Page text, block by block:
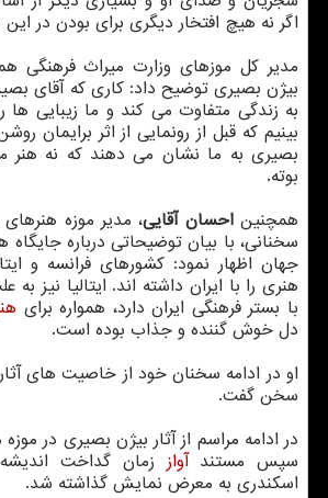
اگر نه هیچ افتخار دیگری برای بودن در این
مدیر كل موزهای وزارت میراث فرهنگی
بیژن بصیری توضیح داد: كاری كه آقای
به زندگی متفاوت می كند و ما زیبایی ها
بینیم كه قبل از رونمایی از اثر برایمان
بصیری به ما نشان می دهند كه نه هنر
بوته.
همچنیناحسان آقایی، مدیر موزه
سخنانی، با بیان توضیحاتی درباره جایگاه
جهان اظهار نمود: كشورهای فرانسه و
هنری را با ایران داشته اند. ایتالیا نیز
با بستر فرهنگی ایران دارد، همواره برای
دل خوش گننده و جذاب بوده است.
او در ادامه سخنان خود از خاصیت های
سخن گفت.
در ادامه مراسم از آثار بیژن بصیری در
سپس مستندآواز زمان گداخت
اسكندری به معرض نمایش گذاشته شد.